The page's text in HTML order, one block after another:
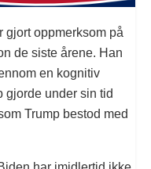
gjort oppmerksom på
de siste årene. Han
en kognitiv
gjorde under sin tid
Trump bestod med